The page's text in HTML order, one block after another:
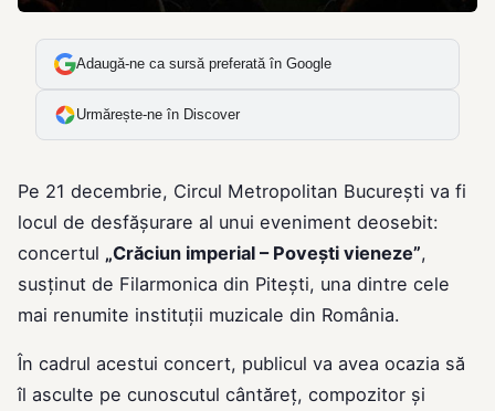
Adaugă-ne ca sursă preferată în Google
Urmărește-ne în Discover
Pe 21 decembrie, Circul Metropolitan București va fi
locul de desfășurare al unui eveniment deosebit:
concertul „Crăciun imperial – Povești vieneze”,
susținut de Filarmonica din Pitești, una dintre cele
mai renumite instituții muzicale din România.
În cadrul acestui concert, publicul va avea ocazia să
îl asculte pe cunoscutul cântăreț, compozitor și